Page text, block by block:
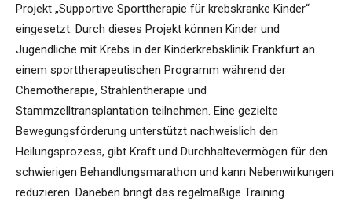
Projekt „Supportive Sporttherapie für krebskranke Kinder“
eingesetzt. Durch dieses Projekt können Kinder und
Jugendliche mit Krebs in der Kinderkrebsklinik Frankfurt an
einem sporttherapeutischen Programm während der
Chemotherapie, Strahlentherapie und
Stammzelltransplantation teilnehmen. Eine gezielte
Bewegungsförderung unterstützt nachweislich den
Heilungsprozess, gibt Kraft und Durchhaltevermögen für den
schwierigen Behandlungsmarathon und kann Nebenwirkungen
reduzieren. Daneben bringt das regelmäßige Training